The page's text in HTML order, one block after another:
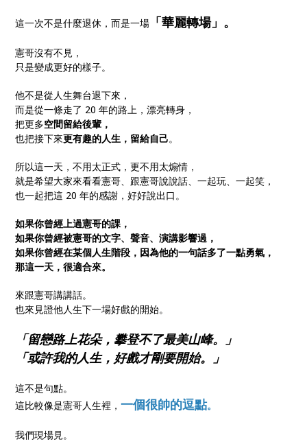
這一次不是什麼退休，而是一場 「華麗轉場」。
憲哥沒有不見，
只是變成更好的樣子。
他不是從人生舞台退下來，
而是從一條走了 20 年的路上，漂亮轉身，
把更多空間留給後輩，
也把接下來更有趣的人生，留給自己。
所以這一天，不用太正式，更不用太煽情，
就是希望大家來看看憲哥、跟憲哥說說話、一起玩、一起笑，
也一起把這 20 年的感謝，好好說出口。
如果你曾經上過憲哥的課，
如果你曾經被憲哥的文字、聲音、演講影響過，
如果你曾經在某個人生階段，因為他的一句話多了一點勇氣，
那這一天，很適合來。
來跟憲哥講講話。
也來見證他人生下一場好戲的開始。
「留戀路上花朵，攀登不了最美山峰。」
「或許我的人生，好戲才剛要開始。」
這不是句點。
這比較像是憲哥人生裡，一個很帥的逗點。
我們現場見。